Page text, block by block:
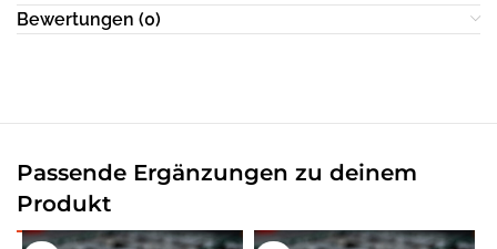
Bewertungen (0)
Passende Ergänzungen zu deinem
Produkt